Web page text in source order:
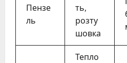
Пензе
ль
ть,
розту
шовка
Тепло